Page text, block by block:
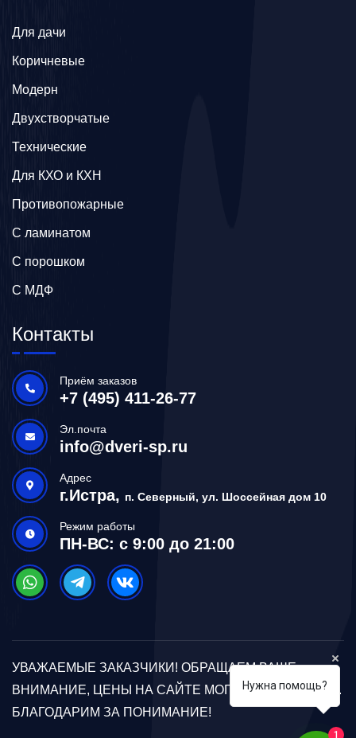
Для дачи
Коричневые
Модерн
Двухстворчатые
Технические
Для КХО и КХН
Противопожарные
С ламинатом
С порошком
С МДФ
Контакты
Приём заказов
+7 (495) 411-26-77
Эл.почта
info@dveri-sp.ru
Адрес
г.Истра, п. Северный, ул. Шоссейная дом 10
Режим работы
ПН-ВС: с 9:00 до 21:00
УВАЖАЕМЫЕ ЗАКАЗЧИКИ! ОБРАЩАЕМ ВАШЕ
ВНИМАНИЕ, ЦЕНЫ НА САЙТЕ МОГУТ ОТЛИЧАТЬСЯ.
БЛАГОДАРИМ ЗА ПОНИМАНИЕ!
Нужна помощь?
1